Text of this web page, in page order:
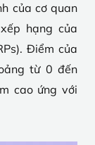
của cơ quan
hạng của
Điểm của
từ 0 đến
cao ứng với